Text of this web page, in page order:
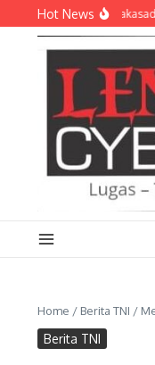
Lewati ke konten
Hot News
Dansatkowil, Wakasad
Home / Berita TNI /
Berita TNI